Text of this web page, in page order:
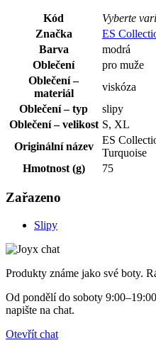
Kód
Vyberte
Značka
ES
Barva
modrá
Oblečení
pro muže
Oblečení –
materiál
viskóza
Oblečení – typ
slipy
Oblečení – velikost S, XL
Originální název
ES
Turquoise
Hmotnost (g)
75
Zařazeno
Slipy
Produkty známe jako své boty.
Od pondělí do soboty
napište na chat.
Otevřít chat